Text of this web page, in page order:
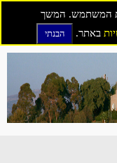
המשתמש. המשך
באתר. הבנתי